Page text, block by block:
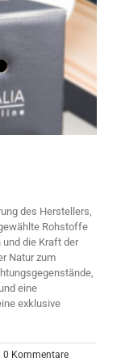
des Herstellers,
Rohstoffe
die Kraft der
Natur zum
eine
exklusive
0 Kommentare